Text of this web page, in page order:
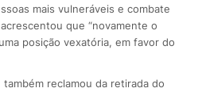
mais vulneráveis e combate
que “novamente o
posição vexatória, em favor do
também reclamou da retirada do